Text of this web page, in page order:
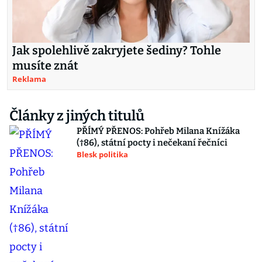
Jak spolehlivě zakryjete šediny? Tohle
musíte znát
Reklama
Články z jiných titulů
PŘÍMÝ PŘENOS: Pohřeb Milana Knížáka
(†86), státní pocty i nečekaní řečníci
Blesk politika